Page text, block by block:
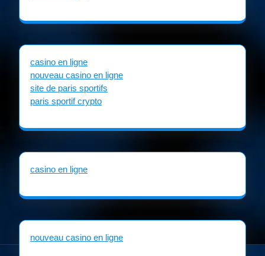
casino en ligne
nouveau casino en ligne
site de paris sportifs
paris sportif crypto
casino en ligne
nouveau casino en ligne